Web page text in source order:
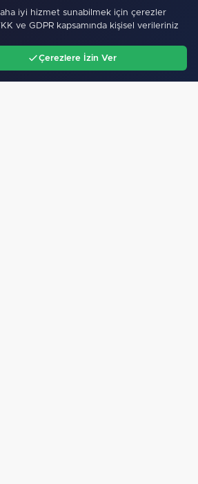
iyi hizmet sunabilmek için çerezler
ve GDPR kapsamında kişisel verileriniz
Çerezlere İzin Ver
Ara Menü